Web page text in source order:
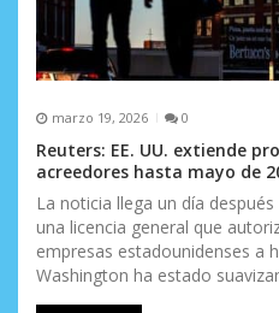
marzo 19, 2026 0
Reuters: EE. UU. extiende
acreedores hasta mayo de
La noticia llega un día
una licencia general que
empresas estadounidenses a
Washington ha estado